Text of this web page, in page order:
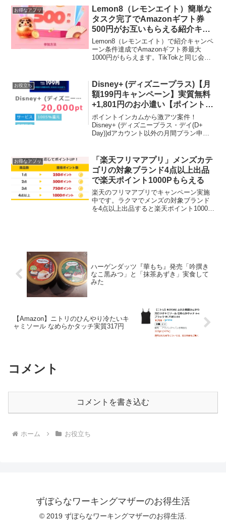
申込で、エントリーパッケージ特典で ...
お得なアプリ
Lemon8（レモンエイト）簡単な
タスク完了でAmazonギフト券
500円がお互いもらえる紹介キャ
ンペーン
Lemon8（レモンエイト）で紹介キャンペ
ーン条件達成でAmazonギフト券最大
1000円がもらえます。TikTokと同じ会社
30日ログインしていない方を招待でアマ
ギ...
お役立ち
Disney+ (ディズニープラス)【月
額199円キャンペーン】実質無料
+1,801円のお小遣い【ポイントイ
ンカム・モッピー】BTS独占配信
中
ポイントインカムから激アツ案件！
Disney+ (ディズニープラス・デイ(D+
Day))dアカウント以外の月間プラン申し
込んでいても、新規入会、もしくは...
お得なアプリ
「楽天フリマアプリ」メンズカテ
ゴリの対象ブランド4点以上出品
で楽天ポイント1000Pもらえる
楽天のフリマアプリでキャンペーン実施
中です。ラクマでメンズの対象ブランド
を4点以上出品すると楽天ポイント1000P
ハーゲンダッツ『華もち』発売「吟撰き
なこ黒みつ」と「抹茶あずき」実食して
みた
【Amazon】ニトリのひんやり冷たいキ
ャミソール なめらかタッチ実質317円
コメント
コメントを書き込む
ホーム お役立ち
ずぼらなワーキングマザーのお得生活
© 2019 ずぼらなワーキングマザーのお得生活.